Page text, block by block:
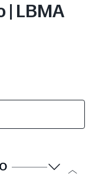
| LBMA